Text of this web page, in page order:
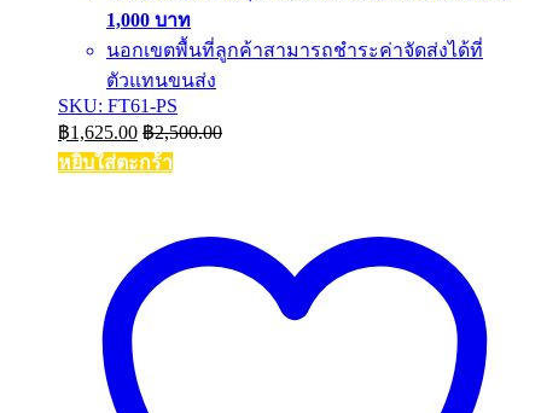
1,000 บาท
นอกเขตพื้นที่ลูกค้าสามารถชำระค่าจัดส่งได้ที่
ตัวแทนขนส่ง
SKU: FT61-PS
฿1,625.00 ฿2,500.00
หยิบใส่ตะกร้า